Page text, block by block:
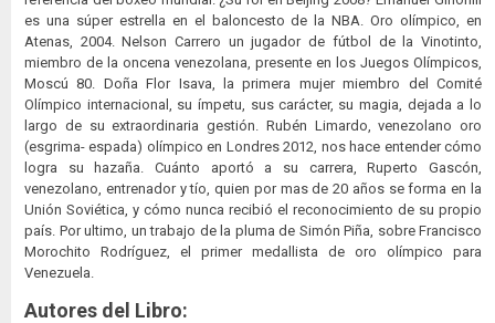
es una súper estrella en el baloncesto de la NBA. Oro olímpico, en
Atenas, 2004. Nelson Carrero un jugador de fútbol de la Vinotinto,
miembro de la oncena venezolana, presente en los Juegos Olímpicos,
Moscú 80. Doña Flor Isava, la primera mujer miembro del Comité
Olímpico internacional, su ímpetu, sus carácter, su magia, dejada a lo
largo de su extraordinaria gestión. Rubén Limardo, venezolano oro
(esgrima- espada) olímpico en Londres 2012, nos hace entender cómo
logra su hazaña. Cuánto aportó a su carrera, Ruperto Gascón,
venezolano, entrenador y tío, quien por mas de 20 años se forma en la
Unión Soviética, y cómo nunca recibió el reconocimiento de su propio
país. Por ultimo, un trabajo de la pluma de Simón Piña, sobre Francisco
Morochito Rodríguez, el primer medallista de oro olímpico para
Venezuela.
Autores del Libro: